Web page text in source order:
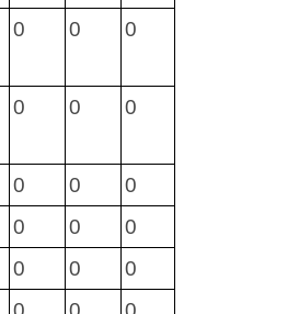
0 0 0
0 0 0
0 0 0
0 0
0
0 0
0